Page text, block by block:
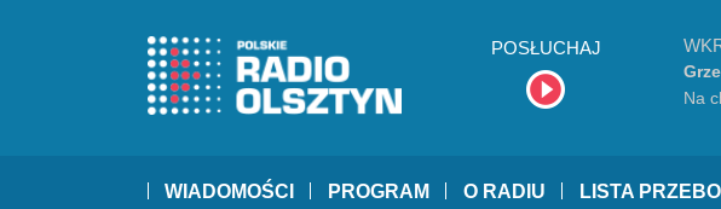
POSŁUCHAJ
Na
WIADOMOŚCI PROGRAM O RADIU LISTA